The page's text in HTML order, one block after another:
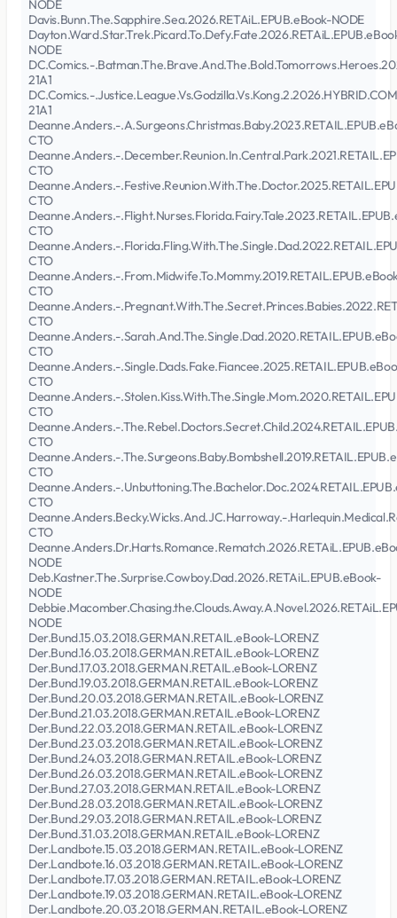
NODE
Davis.Bunn.The.Sapphire.Sea.2026.RETAiL.EPUB.eBook-NODE
NODE
DC.Comics.-
21A1
DC.Comics.-
21A1
Deanne.Anders.-
CTO
Deanne.Anders.-
CTO
Deanne.Anders.-
CTO
Deanne.Anders.-
CTO
Deanne.Anders.-
CTO
Deanne.Anders.-
CTO
Deanne.Anders.-
CTO
Deanne.Anders.-
CTO
Deanne.Anders.-
CTO
Deanne.Anders.-
CTO
Deanne.Anders.-
CTO
Deanne.Anders.-
CTO
Deanne.Anders.-
CTO
Deanne.Anders.Becky.Wicks.And.JC.Harroway.-
CTO
NODE
Deb.Kastner.The.Surprise.Cowboy.Dad.2026.RETAiL.EPUB.eBook-
NODE
NODE
Der.Bund.15.03.2018.GERMAN.RETAIL.eBook-LORENZ
Der.Bund.16.03.2018.GERMAN.RETAIL.eBook-LORENZ
Der.Bund.17.03.2018.GERMAN.RETAIL.eBook-LORENZ
Der.Bund.19.03.2018.GERMAN.RETAIL.eBook-LORENZ
Der.Bund.20.03.2018.GERMAN.RETAIL.eBook-LORENZ
Der.Bund.21.03.2018.GERMAN.RETAIL.eBook-LORENZ
Der.Bund.22.03.2018.GERMAN.RETAIL.eBook-LORENZ
Der.Bund.23.03.2018.GERMAN.RETAIL.eBook-LORENZ
Der.Bund.24.03.2018.GERMAN.RETAIL.eBook-LORENZ
Der.Bund.26.03.2018.GERMAN.RETAIL.eBook-LORENZ
Der.Bund.27.03.2018.GERMAN.RETAIL.eBook-LORENZ
Der.Bund.28.03.2018.GERMAN.RETAIL.eBook-LORENZ
Der.Bund.29.03.2018.GERMAN.RETAIL.eBook-LORENZ
Der.Bund.31.03.2018.GERMAN.RETAIL.eBook-LORENZ
Der.Landbote.15.03.2018.GERMAN.RETAIL.eBook-LORENZ
Der.Landbote.16.03.2018.GERMAN.RETAIL.eBook-LORENZ
Der.Landbote.17.03.2018.GERMAN.RETAIL.eBook-LORENZ
Der.Landbote.19.03.2018.GERMAN.RETAIL.eBook-LORENZ
Der.Landbote.20.03.2018.GERMAN.RETAIL.eBook-LORENZ